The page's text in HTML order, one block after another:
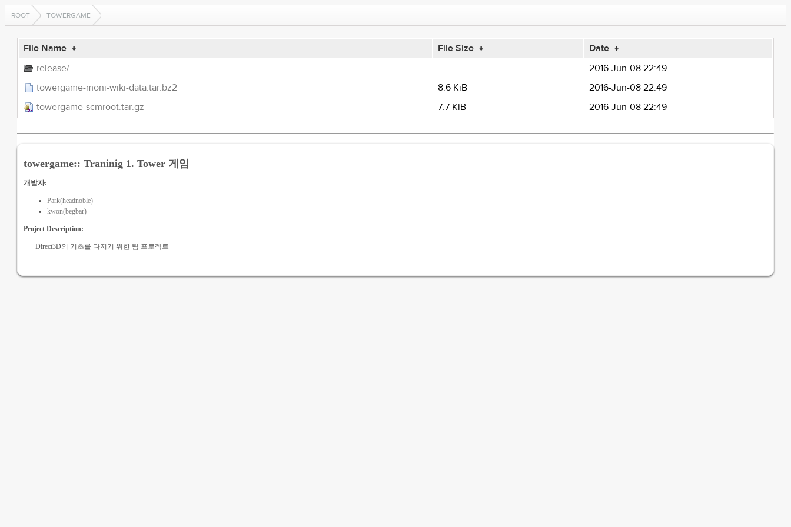
ROOT TOWERGAME
File Name ↓ File Size ↓ Date ↓
release/
-
2016-Jun-08 22:49
towergame-moni-wiki-data.tar.bz2
8.6 KiB
2016-Jun-08 22:49
towergame-scmroot.tar.gz
7.7 KiB 2016-Jun-08 22:49
towergame:: Traninig 1. Tower 게임
개발자:
Park(headnoble)
kwon(begbar)
Project Description:
Direct3D의 기초를 다지기 위한 팀 프로젝트